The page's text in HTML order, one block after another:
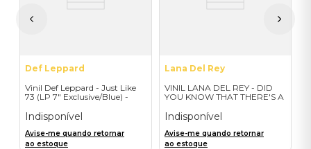
Def Leppard
Vinil Def Leppard - Just Like
73 (LP 7" Exclusive/Blue) -
Indisponível
Avise-me quando retornar
ao estoque
Lana Del Rey
VINIL LANA DEL REY - DID
YOU KNOW THAT THERE'S A
BLVD (ALT COVER EXPLICIT/
2LP) - IMPORTADO
Indisponível
Avise-me quando retornar
ao estoque